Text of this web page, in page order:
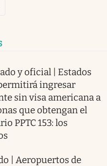
y oficial | Estados
ingresar
sin visa americana a
que obtengan el
PPTC 153: los
| Aeropuertos de